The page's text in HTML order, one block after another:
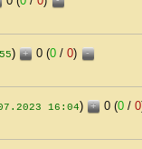
) + 0 (0/ 0) -
16:04) + 0 (0/ 0